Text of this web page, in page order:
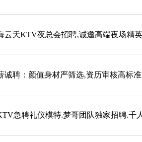
云天KTV夜总会招聘,诚邀高端夜场精
诚聘：颜值身材严筛选,资历审核高标准
急聘礼仪模特.梦哥团队独家招聘.千